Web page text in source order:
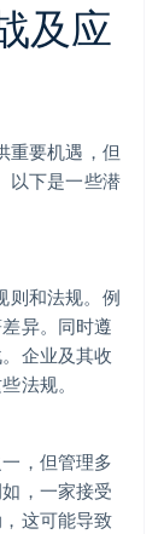
及应
重要机遇，但
以下是一些潜
则和法规。例
异。同时遵
企业及其收
法规。
，但管理多
，一家接受
这可能导致